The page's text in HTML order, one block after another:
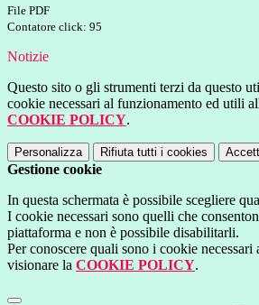
File PDF
Contatore click: 95
Notizie
Questo sito o gli strumenti terzi da questo
cookie necessari al funzionamento ed utili
COOKIE POLICY.
Personalizza Rifiuta tutti i cookies
Gestione cookie
In questa schermata è possibile scegliere
I cookie necessari sono quelli che
piattaforma e non è possibile disabilitarli.
Per conoscere quali sono i cookie
visionare la COOKIE POLICY.